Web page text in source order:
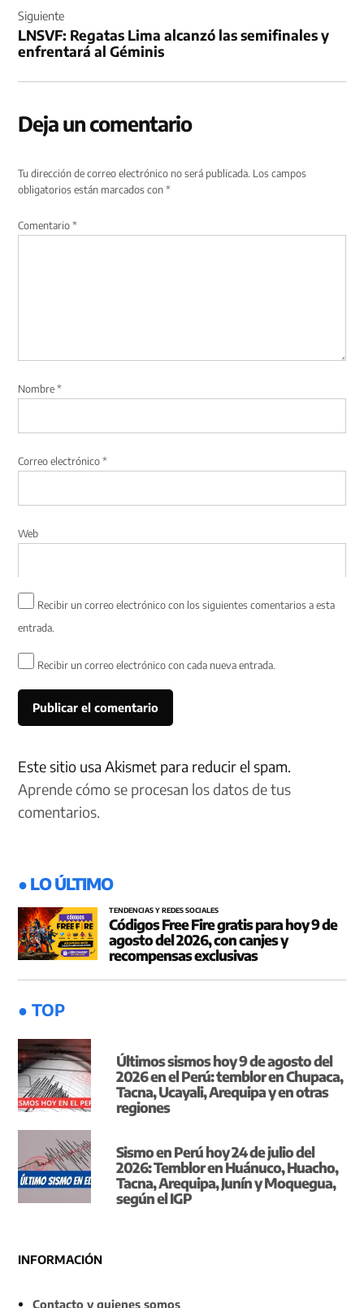
Siguiente
LNSVF: Regatas Lima alcanzó las semifinales y
enfrentará al Géminis
Deja un comentario
Tu dirección de correo electrónico no será publicada. Los campos
obligatorios están marcados con*
Comentario*
Nombre*
Correo electrónico*
Web
Recibir un correo electrónico con los siguientes comentarios a esta
entrada.
Recibir un correo electrónico con cada nueva entrada.
Este sitio usa Akismet para reducir el spam.
Aprende cómo se procesan los datos de tus
comentarios.
● LO ÚLTIMO
TENDENCIAS Y REDES SOCIALES
Códigos Free Fire gratis para hoy 9 de
agosto del 2026, con canjes y
recompensas exclusivas
● TOP
Últimos sismos hoy 9 de agosto del
2026 en el Perú: temblor en Chupaca,
Tacna, Ucayali, Arequipa y en otras
regiones
Sismo en Perú hoy 24 de julio del
2026: Temblor en Huánuco, Huacho,
Tacna, Arequipa, Junín y Moquegua,
según el IGP
INFORMACIÓN
Contacto y quienes somos